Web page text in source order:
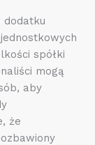
dodatku
spółki
mogą
aby
że